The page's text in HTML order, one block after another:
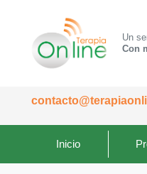
Un
Con
Inicio